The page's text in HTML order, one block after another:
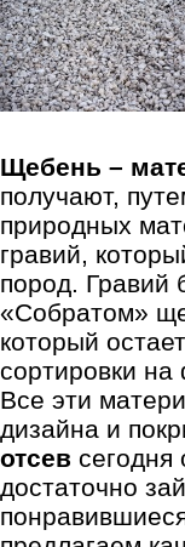
Щебень –
получают,
природных
гравий,
пород. Гравий
«Собратом»
который
сортировки на
Все эти
дизайна и
отсев сегодня
достаточно